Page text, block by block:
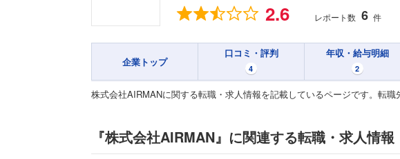
総合評価 2.6 レポート数 6 件
企業トップ
口コミ・評判
4
年収・給与明細
2
株式会社AIRMANに関する転職・求人情報を記載しているページです。転
『株式会社AIRMAN』に関連する転職・求人情報